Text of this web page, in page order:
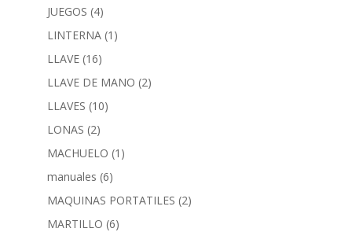
JUEGOS (4)
LINTERNA (1)
LLAVE (16)
LLAVE DE MANO (2)
LLAVES (10)
LONAS (2)
MACHUELO (1)
manuales (6)
MAQUINAS PORTATILES (2)
MARTILLO (6)